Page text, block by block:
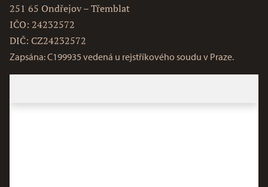
251 65 Ondřejov – Třemblat
IČO: 24232572
DIČ: CZ24232572
Zapsána: C199935 vedená u rejstříkového soudu v Praze.